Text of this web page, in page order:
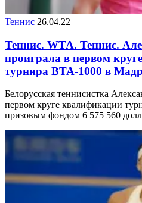
Теннис 26.04.22
Теннис. WTA. Теннис.
проиграла в первом
турнира ВТА-1000 в
Белорусская теннисистка
первом круге квалификации
призовым фондом 6 575 560